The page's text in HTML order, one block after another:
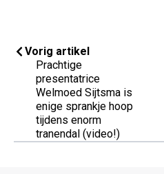
Vorig artikel
Prachtige
presentatrice
Welmoed Sijtsma is
enige sprankje hoop
tijdens enorm
tranendal (video!)